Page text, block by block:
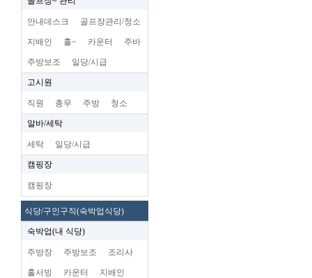
안내데스크 골프장관리/청소
지배인 홀~ 카운터 주바
주방보조 일당/시급
고시원
직원 총무 주방 청소
알바/세탁
세탁 일당/시급
캠핑장
캠핑장
식당/구인구직(숙박업식당)
숙박업(내 식당)
주방장 주방보조 조리사
홀서빙 카운터 지배인